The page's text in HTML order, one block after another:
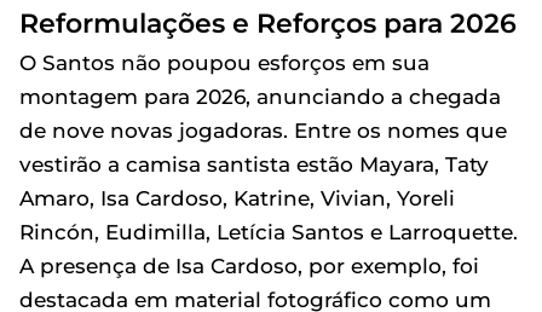
Reformulações e Reforços para 2026
O Santos não poupou esforços em sua
montagem para 2026, anunciando a chegada
de nove novas jogadoras. Entre os nomes que
vestirão a camisa santista estão Mayara, Taty
Amaro, Isa Cardoso, Katrine, Vivian, Yoreli
Rincón, Eudimilla, Letícia Santos e Larroquette.
A presença de Isa Cardoso, por exemplo, foi
destacada em material fotográfico como um